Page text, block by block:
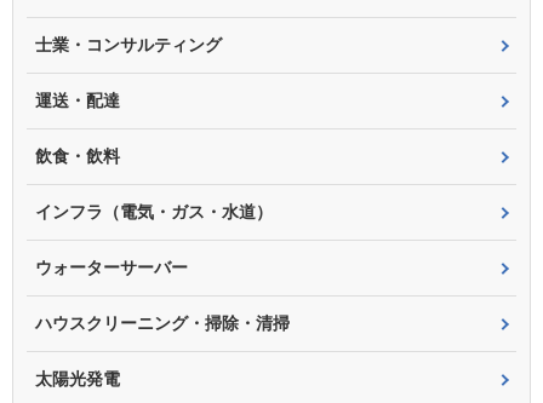
士業・コンサルティング
運送・配達
飲食・飲料
インフラ（電気・ガス・水道）
ウォーターサーバー
ハウスクリーニング・掃除・清掃
太陽光発電